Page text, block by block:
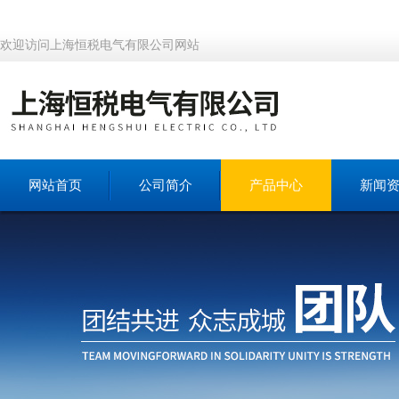
欢迎访问上海恒税电气有限公司网站
网站首页 公司简介 产品中心 新闻